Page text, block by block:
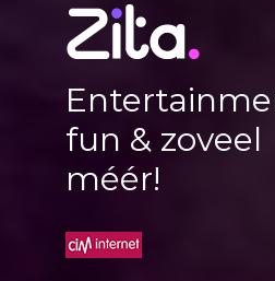
fun & zoveel
méér!